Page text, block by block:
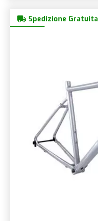
Spedizione Gratuita